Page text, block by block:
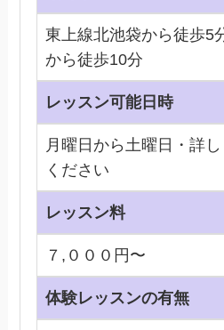
東上線北池袋から徒歩5
から徒歩10分
レッスン可能日時
月曜日から土曜日・詳
ください
レッスン料
７,０００円〜
体験レッスンの有無